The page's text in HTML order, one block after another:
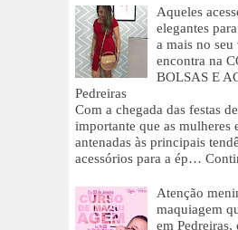
Aqueles
elegantes
a mais no
encontra na
BOLSAS E
Pedreiras
Com a chegada das festas
importante que as mulheres
antenadas às principais
acessórios para a ép…
Atenção
maquiagem
em